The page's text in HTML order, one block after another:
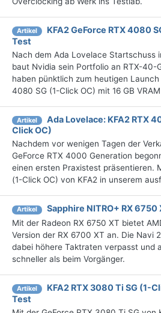
Artikel
KFA2 GeForce RTX 4080
Test
Nach dem Ada Lovelace Startschuss
baut Nvidia sein Portfolio an RTX-40-
haben pünktlich zum heutigen Launch
4080 SG (1-Click OC) mit 16 GB
Artikel
Ada Lovelace: KFA2 RTX
Click OC)
Nachdem vor wenigen Tagen der
GeForce RTX 4000 Generation
einen ersten Praxistest präsentieren.
(1-Click OC) von KFA2 in unserem
Artikel Sapphire NITRO+ RX 6750
Mit der Radeon RX 6750 XT bietet
Version der RX 6700 XT an. Die Navi
dabei höhere Taktraten verpasst und
schneller als beim Vorgänger.
Artikel
KFA2 RTX 3080 Ti SG (1-
Test